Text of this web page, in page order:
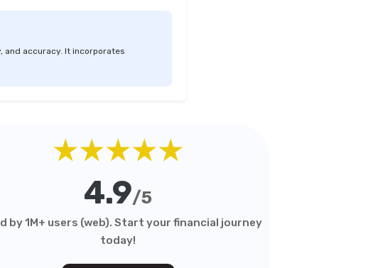
and accuracy. It incorporates
★★★★★
4.9/5
by 1M+ users (web). Start your financial journey
today!